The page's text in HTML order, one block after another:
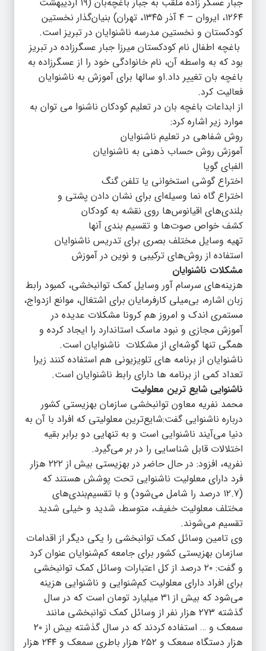
۱۲۶۴، ایروان – ۴ آذر ۱۳۴۵، تهران) بنیان‌گذار نخستین
کودکستان و نخستین مدرسه ناشنوایان در تبریز است.
باغچه اطفال نام کودکستان میرزا جبار عسگرزاده در تبریز
بود که به واسطه آن، نام خانوادگی خود را از عسگرزاده به
باغچه بان تغییر داد.او سالها برای آموزش به ناشنوایان
فعالیت کرد.
از ابداعات باغچه بان در تعلیم کودکان ناشنوا می توان به
موارد زیر اشاره کرد:
روش شفاهی در تعلیم ناشنوایان
آموزش روش حساب ذهنی به ناشنوایان
الفبای گویا
اختراع گوشی استخوانی یا تلفن گنگ
اختراع گاه نما وسیله‌ای برای نشان دادن پشتی و
بلندی‌های اقیانوس‌ها روی نقشه به کودکان
کشف خواص صوت‌ها و تقسیم بندی آنها
تهیه وسایل مختلف بصری برای تدریس ناشنوایان
استفاده از روش‌های ترکیبی و نوین در آموزش
مشکلات ناشنوایان
هزینه‌های سرسام آور وسایل کمک توانبخشی، کمبود رابط
زبان اشاره، بی‌میلی کارفرمایان برای اشتغال، موانع ازدواج،
مستمری اندک و امروز هم کرونا مشکلات عدیده در
آموزش مجازی و نبود ماسک استاندارد را ایجاد کرده و
همگی تنها گوشه‌ای از مشکلات ناشنوایان است.
ناشنوایان از برنامه های تلویزیونی هم استفاده کنند زیرا
تعداد کمی از برنامه ها دارای رابط ناشنوایان است.
ناشنوایی شایع ترین معلولیت
محمد نفریه معاون توانبخشی سازمان بهزیستی کشور
درباره ناشنوایی گفت:شایع‌ترین معلولیتی که افراد با آن به
دنیا می‌آیند ناشنوایی است و به تنهایی دو برابر بقیه
اختلالات قابل شناسایی را در بر می‌گیرد.
نفریه، افزود: در حال حاضر در بهزیستی بیش از ۲۲۲ هزار
فرد دارای معلولیت ناشنوایی تحت پوشش هستند که
(۱۲.۷ درصد را شامل می‌شود) و با تقسیم‌بندی‌های
مختلف معلولیت خفیف، متوسط، شدید و خیلی شدید
تقسیم می‌شوند.
وی تامین وسائل کمک توانبخشی را یکی دیگر از اقدامات
سازمان بهزیستی کشور برای جامعه کم‌شنوایان عنوان کرد
و گفت: ۲۰ درصد از کل اعتبارات وسائل کمک توانبخشی
برای افراد دارای معلولیت کم‌شنوایی و ناشنوایی هزینه
می‌شود که بیش از ۳۱ میلیارد تومان است که در سال
گذشته ۲۷۳ هزار نفر از وسائل کمک توانبخشی مانند
سمعک و … استفاده کردند که در سال گذشته بیش از ۲۰
هزار دستگاه سمعک و ۲۵۲ هزار باطری سمعک و ۲۴۴ هزار